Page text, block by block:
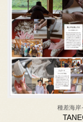
種差海岸